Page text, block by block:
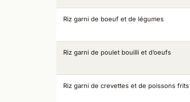
Riz garni de boeuf et de légumes
Riz garni de poulet bouilli et d’oeufs
Riz garni de crevettes et de poissons frits